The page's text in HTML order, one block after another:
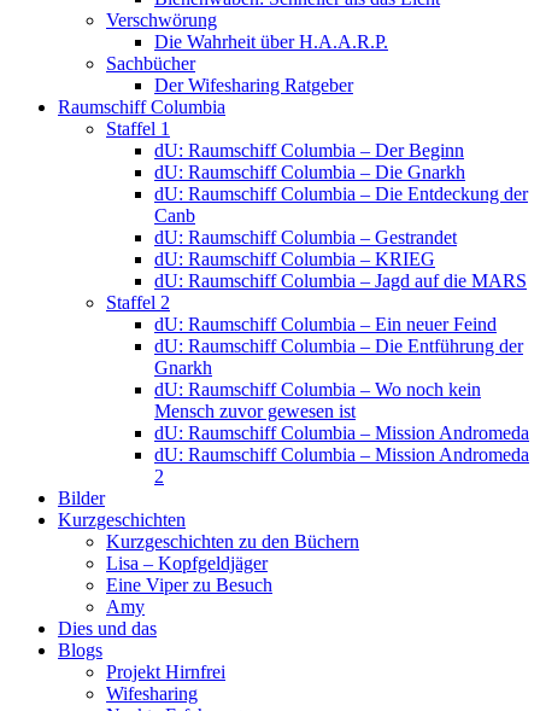
Verschwörung
Die Wahrheit über H.A.A.R.P.
Sachbücher
Der Wifesharing Ratgeber
Raumschiff Columbia
Staffel 1
dU: Raumschiff Columbia – Der Beginn
dU: Raumschiff Columbia – Die Gnarkh
dU: Raumschiff Columbia – Die Entdeckung der
Canb
dU: Raumschiff Columbia – Gestrandet
dU: Raumschiff Columbia – KRIEG
dU: Raumschiff Columbia – Jagd auf die MARS
Staffel 2
dU: Raumschiff Columbia – Ein neuer Feind
dU: Raumschiff Columbia – Die Entführung der
Gnarkh
dU: Raumschiff Columbia – Wo noch kein
Mensch zuvor gewesen ist
dU: Raumschiff Columbia – Mission Andromeda
dU: Raumschiff Columbia – Mission Andromeda
2
Bilder
Kurzgeschichten
Kurzgeschichten zu den Büchern
Lisa – Kopfgeldjäger
Eine Viper zu Besuch
Amy
Dies und das
Blogs
Projekt Hirnfrei
Wifesharing